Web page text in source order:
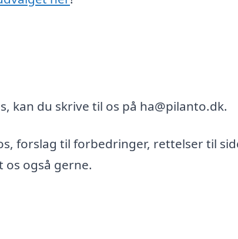
kan du skrive til os på ha@pilanto.dk.
forslag til forbedringer, rettelser til
også gerne.